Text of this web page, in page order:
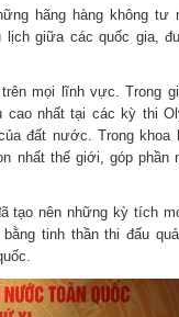
hãng hàng không tư
giữa các quốc gia,
mọi lĩnh vực. Trong
cao nhất tại các kỳ thi
đất nước. Trong khoa
nhất thế giới, góp phần
tạo nên những kỳ tích
tinh thần thi đấu